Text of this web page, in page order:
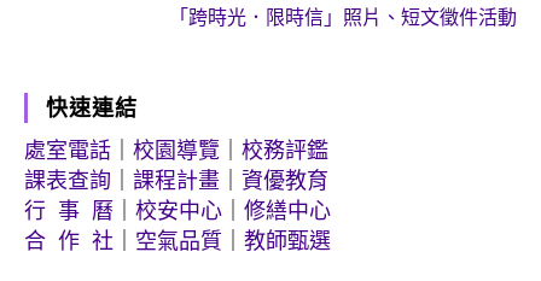
「跨時光．限時信」照片、短文徵件活動
快速連結
處室電話
校園導覽
校務評鑑
課表查詢
課程計畫
資優教育
行 事 曆
校安中心
修繕中心
合 作 社
空氣品質 教師甄選